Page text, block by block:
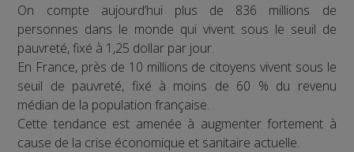
On compte aujourd’hui plus de 836 millions de
personnes dans le monde qui vivent sous le seuil de
pauvreté, fixé à 1,25 dollar par jour.
En France, près de 10 millions de citoyens vivent sous le
seuil de pauvreté, fixé à moins de 60 % du revenu
médian de la population française.
Cette tendance est amenée à augmenter fortement à
cause de la crise économique et sanitaire actuelle.